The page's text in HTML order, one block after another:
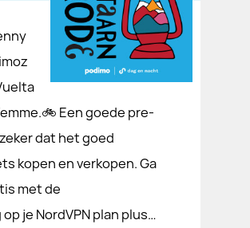
Een goede pre-
dat het goed
kopen en verkopen. Ga
met de
je NordVPN plan plus…